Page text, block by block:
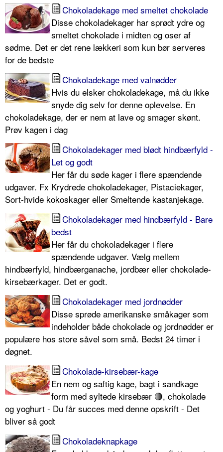
Chokoladekage med smeltet chokolade
Disse chokoladekager har sprødt ydre og
smeltet chokolade i midten og oser af
sødme. Det er det rene lækkeri som kun bør serveres
for de bedste
Chokoladekage med valnødder
Hvis du elsker chokoladekage, må du ikke
snyde dig selv for denne oplevelse. En
chokoladekage, der er nem at lave og smager skønt.
Prøv kagen i dag
Chokoladekager med blødt hindbærfyld -
Let og godt
Her får du søde kager i flere spændende
udgaver. Fx Krydrede chokoladekager, Pistaciekager,
Sort-hvide kokoskager eller Smeltende kastanjekage.
Chokoladekager med hindbærfyld - Bare
bedst
Her får du chokoladekager i flere
spændende udgaver. Vælg mellem
hindbærfyld, hindbærganache, jordbær eller chokolade-
kirsebærkager. Det er godt.
Chokoladekager med jordnødder
Disse sprøde amerikanske småkager som
indeholder både chokolade og jordnødder er
populære hos store såvel som små. Bedst 24 timer i
døgnet.
Chokolade-kirsebær-kage
En nem og saftig kage, bagt i sandkage
form med syltede kirsebær 🔴, chokolade
og yoghurt - Du får succes med denne opskrift - Det
bliver så godt
Chokoladeknapkage